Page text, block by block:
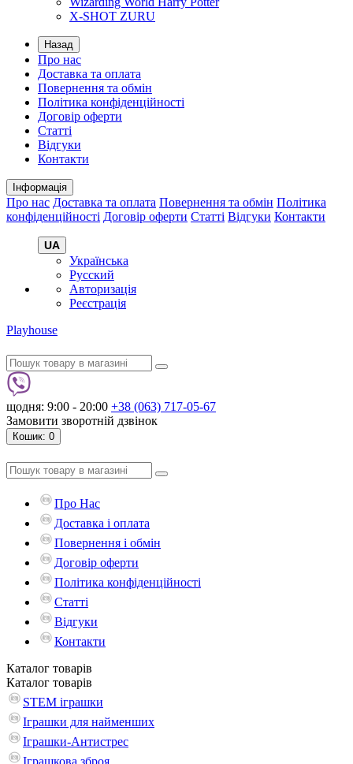
X-SHOT ZURU
Назад
Про нас
Доставка та оплата
Повернення та обмін
Політика конфіденційності
Договір оферти
Статті
Відгуки
Контакти
Інформація
Про нас Доставка та оплата Повернення та обмін Політика
конфіденційності Договір оферти Статті Відгуки Контакти
UA
Українська
Русский
Авторизація
Реєстрація
Playhouse
щодня: 9:00 - 20:00 +38 (063) 717-05-67
Замовити зворотній дзвінок
Кошик: 0
Про Нас
Доставка і оплата
Повернення і обмін
Договір оферти
Політика конфіденційності
Статті
Відгуки
Контакти
Каталог товарів
Каталог товарів
STEM іграшки
Іграшки для найменших
Іграшки-Антистрес
Іграшкова зброя